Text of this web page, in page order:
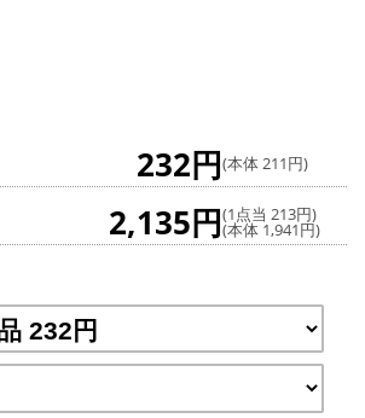
232円(本体 211円)
2,135円(1点当 213円)
(本体 1,941円)